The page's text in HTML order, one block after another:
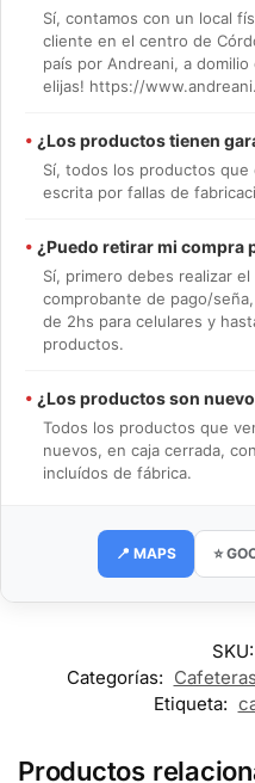
Sí, contamos con un local
cliente en el centro de
país por Andreani, a
elijas! https://
• ¿Los productos tienen
Sí, todos los productos que
escrita por fallas de
• ¿Puedo retirar mi compra
Sí, primero debes realizar
comprobante de pago/
de 2hs para celulares y
productos.
• ¿Los productos son
Todos los productos que
nuevos, en caja cerrada,
incluídos de fábrica.
📍 MAPS ⭐
SKU:
Categorías: Cafeteras
Etiqueta:
Productos